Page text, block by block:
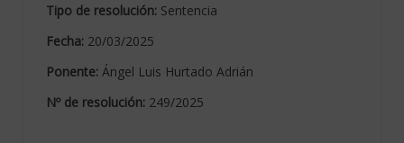
Tipo de resolución: Sentencia
Fecha: 20/03/2025
Ponente: Ángel Luis Hurtado Adrián
Nº de resolución: 249/2025